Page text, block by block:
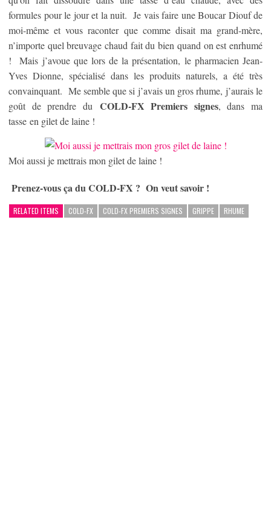
formules pour le jour et la nuit. Je vais faire une Boucar Diouf de
moi-même et vous raconter que comme disait ma grand-mère,
n’importe quel breuvage chaud fait du bien quand on est enrhumé
! Mais j’avoue que lors de la présentation, le pharmacien Jean-
Yves Dionne, spécialisé dans les produits naturels, a été très
convainquant. Me semble que si j’avais un gros rhume, j’aurais le
goût de prendre du COLD-FX Premiers signes, dans ma
tasse en gilet de laine !
Moi aussi je mettrais mon gilet de laine !
Prenez-vous ça du COLD-FX ? On veut savoir !
RELATED ITEMS COLD-FX COLD-FX PREMIERS SIGNES GRIPPE RHUME